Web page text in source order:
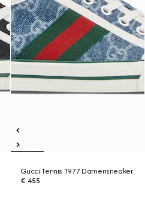
Gucci Tennis 1977 Damensneaker
€ 455